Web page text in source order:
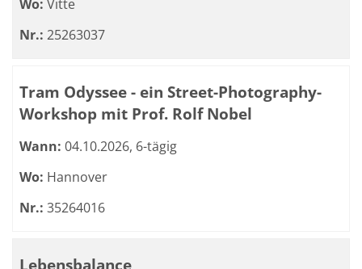
Wo: Vitte
Nr.: 25263037
Tram Odyssee - ein Street-Photography-
Workshop mit Prof. Rolf Nobel
Wann: 04.10.2026, 6-tägig
Wo: Hannover
Nr.: 35264016
Lebensbalance